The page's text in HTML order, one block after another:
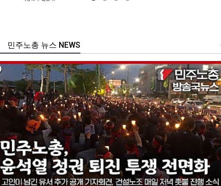
주노총 뉴스 NEWS